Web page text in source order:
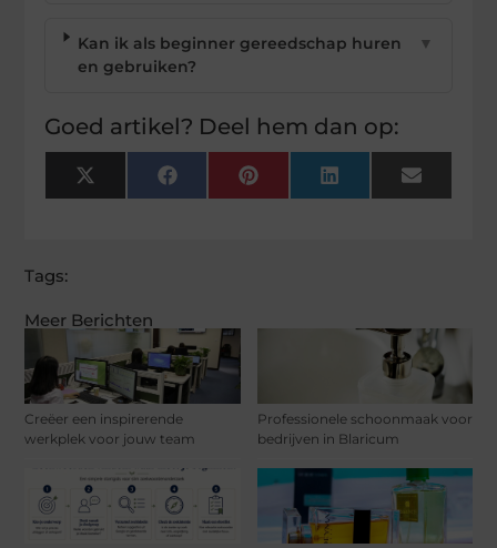
Meer Berichten
Creëer een inspirerende
werkplek voor jouw team
Professionele schoonmaak voor
bedrijven in Blaricum
Kan ik als beginner gereedschap huren
en gebruiken?
▼
Goed artikel? Deel hem dan op:
X
(Twitter)
FacebookPinterest LinkedIn Email
Tags: